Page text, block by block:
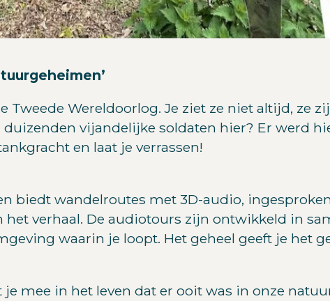
Wereldoorlog. Je ziet ze niet altijd, ze
vijandelijke soldaten hier? Er werd
en laat je verrassen!
biedt wandelroutes met 3D-audio,
verhaal. De audiotours zijn ontwikkeld in
waarin je loopt. Het geheel geeft je het
mee in het leven dat er ooit was in onze